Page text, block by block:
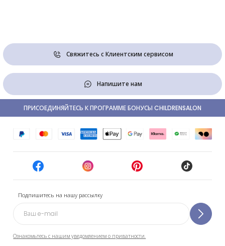
Свяжитесь с Клиентским сервисом
Напишите нам
Подпишитесь на нашу рассылку
Ознакомьтесь с нашим уведомлением о приватности.
ПРИСОЕДИНЯЙТЕСЬ К ПРОГРАММЕ БОНУСЫ CHILDRENSALON